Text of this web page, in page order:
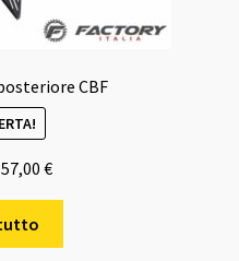
CBF
57,00€Il
è: